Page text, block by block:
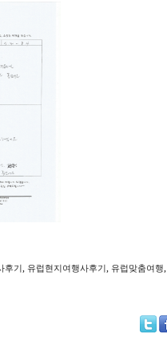
후기, 유럽현지여행사후기, 유럽맞춤여행,